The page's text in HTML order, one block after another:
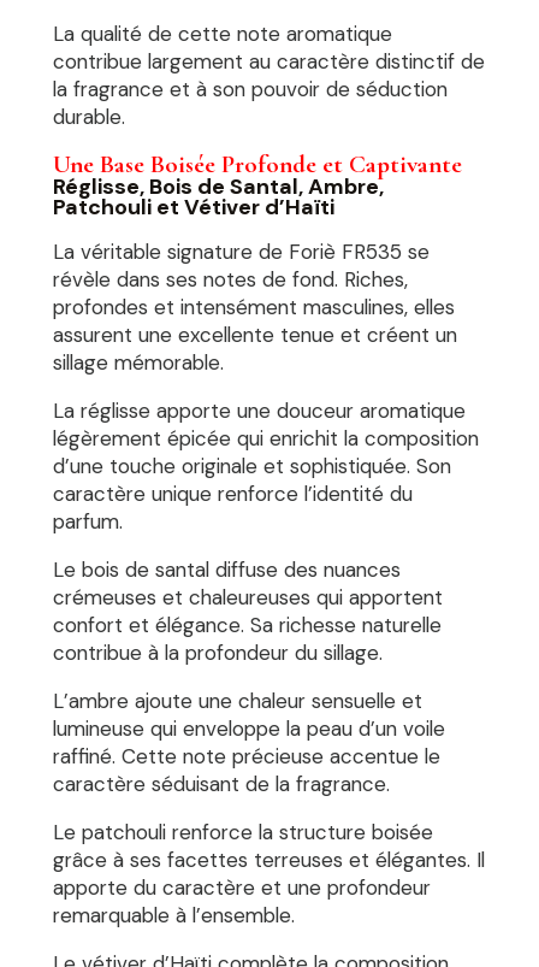
La qualité de cette note aromatique
contribue largement au caractère distinctif de
la fragrance et à son pouvoir de séduction
durable.
Une Base Boisée Profonde et Captivante
Réglisse, Bois de Santal, Ambre,
Patchouli et Vétiver d’Haïti
La véritable signature de Foriè FR535 se
révèle dans ses notes de fond. Riches,
profondes et intensément masculines, elles
assurent une excellente tenue et créent un
sillage mémorable.
La réglisse apporte une douceur aromatique
légèrement épicée qui enrichit la composition
d’une touche originale et sophistiquée. Son
caractère unique renforce l’identité du
parfum.
Le bois de santal diffuse des nuances
crémeuses et chaleureuses qui apportent
confort et élégance. Sa richesse naturelle
contribue à la profondeur du sillage.
L’ambre ajoute une chaleur sensuelle et
lumineuse qui enveloppe la peau d’un voile
raffiné. Cette note précieuse accentue le
caractère séduisant de la fragrance.
Le patchouli renforce la structure boisée
grâce à ses facettes terreuses et élégantes. Il
apporte du caractère et une profondeur
remarquable à l’ensemble.